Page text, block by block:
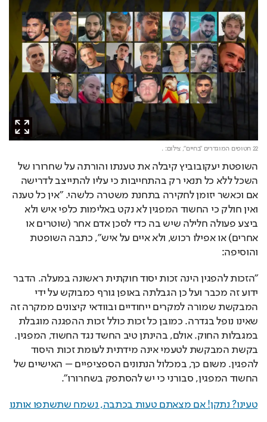
22 חטופים המוגדרים "בחיים", צילום: .
השופטת יעקובוביץ קיבלה את טענתו והורתה על שחרורו של
והוסיפה:
"הזכות להפגין הינה זכות יסוד חוקתית ראשונה במעלה. הדבר
להפגין. משום כך, במכלול הנתונים הספציפיים – האישיים של
החשוד המפגין, סבורני כי יש להסתפק בשחרורו".
טעינו? נתקן! אם מצאתם טעות בכתבה, נשמח שתשתפו אותנו